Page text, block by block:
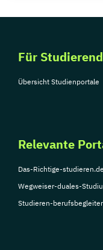
Für
Übersicht Studienportale
Relevante
Das-Richtige-studieren.de
Wegweiser-duales-
Studieren-